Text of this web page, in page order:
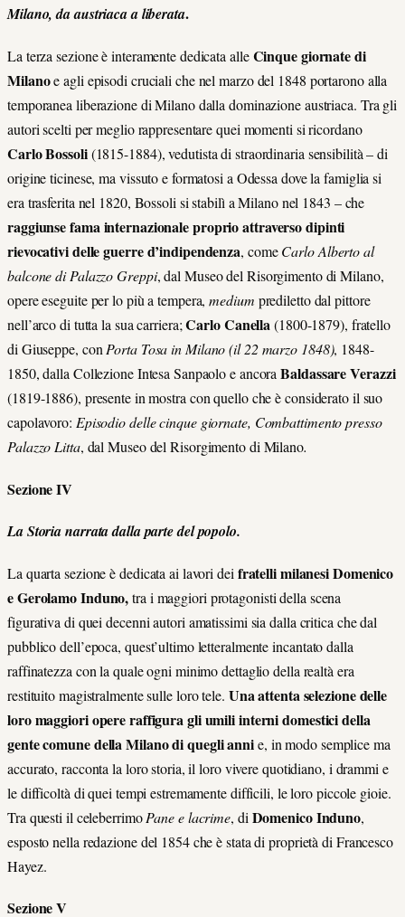
Milano, da austriaca a liberata.
La terza sezione è interamente dedicata alleCinque giornate di
Milanoe agli episodi cruciali che nel marzo del 1848 portarono alla
temporanea liberazione di Milano dalla dominazione austriaca. Tra gli
autori scelti per meglio rappresentare quei momenti si ricordano
Carlo Bossoli(1815-1884), vedutista di straordinaria sensibilità – di
origine ticinese, ma vissuto e formatosi a Odessa dove la famiglia si
era trasferita nel 1820, Bossoli si stabilì a Milano nel 1843 – che
raggiunse fama internazionale proprio attraverso dipinti
rievocativi delle guerre d’indipendenza, comeCarlo Alberto al
balcone di Palazzo Greppi, dal Museo del Risorgimento di Milano,
opere eseguite per lo più a tempera,medium prediletto dal pittore
nell’arco di tutta la sua carriera;Carlo Canella(1800-1879), fratello
di Giuseppe, conPorta Tosa in Milano (il 22 marzo 1848), 1848-
1850, dalla Collezione Intesa Sanpaolo e ancoraBaldassare Verazzi
(1819-1886), presente in mostra con quello che è considerato il suo
capolavoro: Episodio delle cinque giornate, Combattimento presso
Palazzo Litta, dal Museo del Risorgimento di Milano.
Sezione IV
La Storia narrata dalla parte del popolo.
La quarta sezione è dedicata ai lavori dei fratelli milanesiDomenico
e Gerolamo Induno,tra i maggiori protagonisti della scena
figurativa di quei decenni autori amatissimi sia dalla critica che dal
pubblico dell’epoca, quest’ultimo letteralmente incantato dalla
raffinatezza con la quale ogni minimo dettaglio della realtà era
restituitomagistralmente sulle loro tele. Una attenta selezione delle
loro maggiori opere raffigura gli umili interni domesticidella
gente comune della Milano di quegli annie, in modo semplice ma
accurato, racconta la loro storia, il loro vivere quotidiano, i drammi e
le difficoltà di quei tempi estremamente difficili, le loro piccole gioie.
Tra questi il celeberrimoPane e lacrime, di Domenico Induno,
esposto nella redazione del 1854 che è stata di proprietà di Francesco
Hayez.
Sezione V